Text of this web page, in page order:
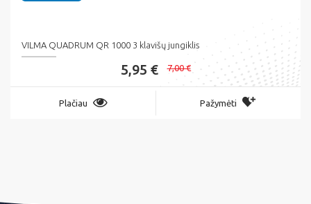
VILMA QUADRUM QR 1000 3 klavišų jungiklis
5,95 € 7,00 €
Plačiau Pažymėti